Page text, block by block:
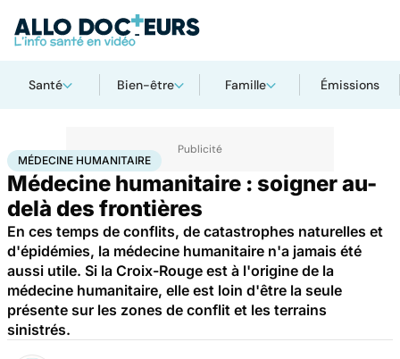
Santé Bien-être Famille Émissions
AccueilSantéMédecine humanitaire
MÉDECINE HUMANITAIRE
Médecine humanitaire : soigner au-
delà des frontières
En ces temps de conflits, de catastrophes naturelles et
d'épidémies, la médecine humanitaire n'a jamais été
aussi utile. Si la Croix-Rouge est à l'origine de la
médecine humanitaire, elle est loin d'être la seule
présente sur les zones de conflit et les terrains
sinistrés.